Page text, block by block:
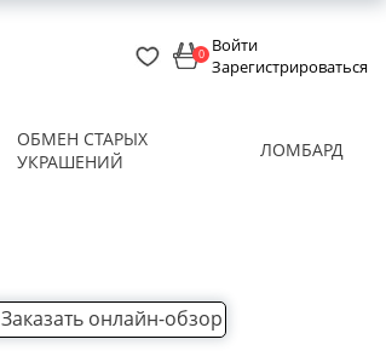
0 Войти
Зарегистрироваться
ОБМЕН СТАРЫХ
УКРАШЕНИЙ
ЛОМБАРД
Заказать онлайн-обзор